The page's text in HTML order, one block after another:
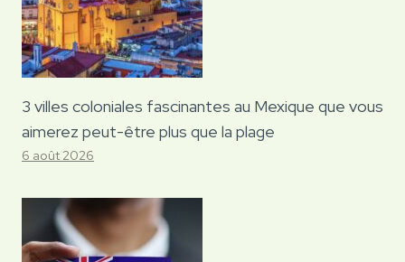
3 villes coloniales fascinantes au Mexique que vous
aimerez peut-être plus que la plage
6 août 2026